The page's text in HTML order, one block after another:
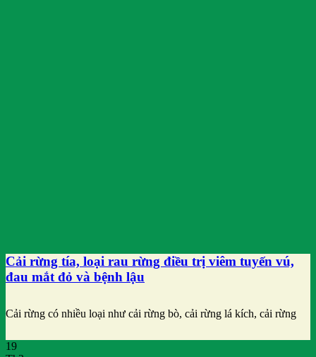
Cải rừng tía, loại rau rừng điều trị viêm tuyến vú,
đau mắt đỏ và bệnh lậu
Cải rừng có nhiều loại như cải rừng bò, cải rừng lá kích, cải rừng
19